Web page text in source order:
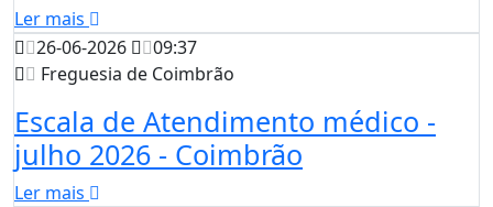
Ler mais
26-06-2026
09:37
Freguesia de Coimbrão
Escala de Atendimento médico -
julho 2026 - Coimbrão
Ler mais